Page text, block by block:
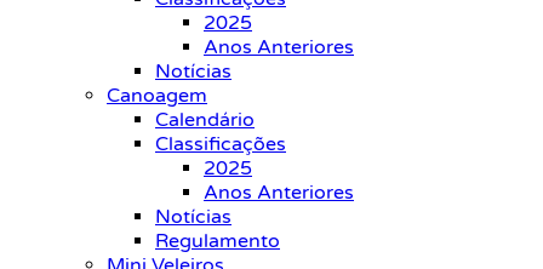
2025
Anos Anteriores
Notícias
Canoagem
Calendário
Classificações
2025
Anos Anteriores
Notícias
Regulamento